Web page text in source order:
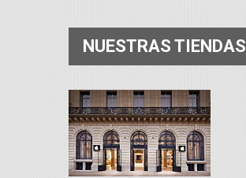
NUESTRAS TIENDAS